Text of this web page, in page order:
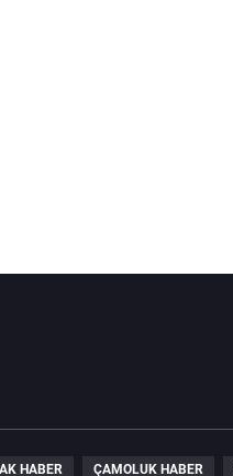
HABER ÇAMOLUK HABER